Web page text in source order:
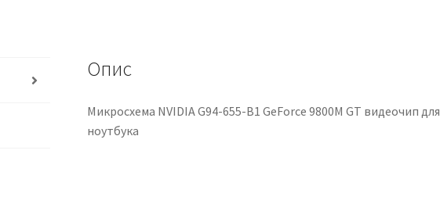
Опис
Микросхема NVIDIA G94-655-B1 GeForce 9800M GT видеочип для
ноутбука